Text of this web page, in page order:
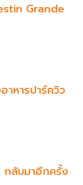
Grande
หารปาร์ควิว
กลับมาอีกครั้ง